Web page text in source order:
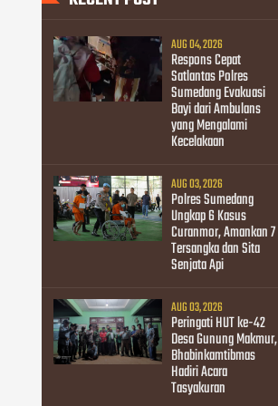
AUG 04, 2026
Respons Cepat
Satlantas Polres
Sumedang Evakuasi
Bayi dari Ambulans
yang Mengalami
Kecelakaan
AUG 03, 2026
Polres Sumedang
Ungkap 6 Kasus
Curanmor, Amankan 7
Tersangka dan Sita
Senjata Api
AUG 03, 2026
Peringati HUT ke-42
Desa Gunung Makmur,
Bhabinkamtibmas
Hadiri Acara
Tasyakuran